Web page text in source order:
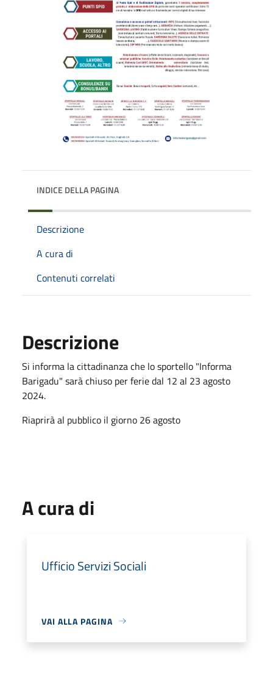
INDICE DELLA PAGINA
Descrizione
A cura di
Contenuti correlati
Descrizione
Si informa la cittadinanza che lo sportello "Informa
Barigadu" sarà chiuso per ferie dal 12 al 23 agosto
2024.
Riaprirà al pubblico il giorno 26 agosto
A cura di
Ufficio Servizi Sociali
VAI ALLA PAGINA